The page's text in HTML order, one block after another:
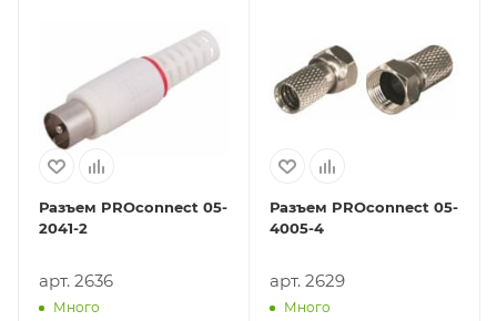
Разъем PROconnect 05-
2041-2
арт. 2636
Много
Разъем PROconnect 05-
4005-4
арт. 2629
Много